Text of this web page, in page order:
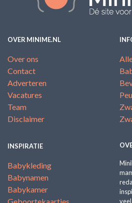
OVER MINIME.NL
Over ons
Contact
Adverteren
Vacatures
Team
Disclaimer
INSPIRATIE
Babykleding
Babynamen
Babykamer